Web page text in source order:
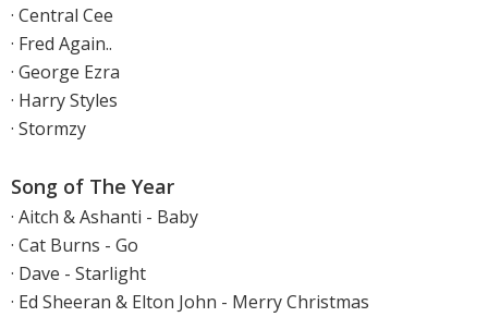
· Central Cee
· Fred Again..
· George Ezra
· Harry Styles
· Stormzy
Song of The Year
· Aitch & Ashanti - Baby
· Cat Burns - Go
· Dave - Starlight
· Ed Sheeran & Elton John - Merry Christmas